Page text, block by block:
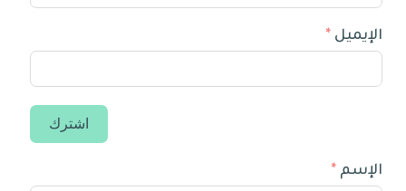
الإيميل
اشترك
الإسم